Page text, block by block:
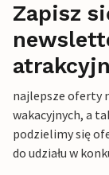
Zapisz
najlepsze oferty
wakacyjnych, a
podzielimy się
do udziału w